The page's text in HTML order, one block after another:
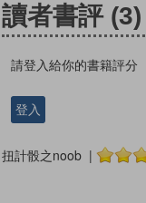
讀者書評 (3)
請登入給你的書籍評分
登入
扭計骰之noob |